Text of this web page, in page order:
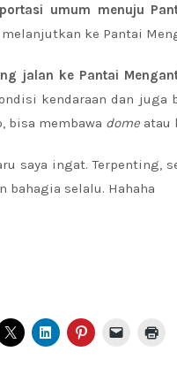
umum menuju
melanjutkan ke Pantai
jalan ke Pantai
kendaraan dan juga
bisa membawa dome atau
saya ingat. Terpenting,
bahagia selalu. Hahaha